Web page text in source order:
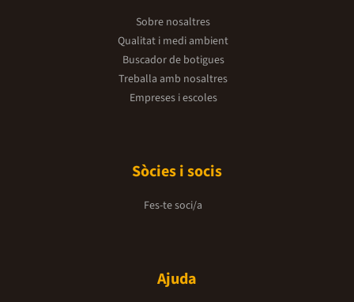
Sobre nosaltres
Qualitat i medi ambient
Buscador de botigues
Treballa amb nosaltres
Empreses i escoles
Sòcies i socis
Fes-te soci/a
Ajuda